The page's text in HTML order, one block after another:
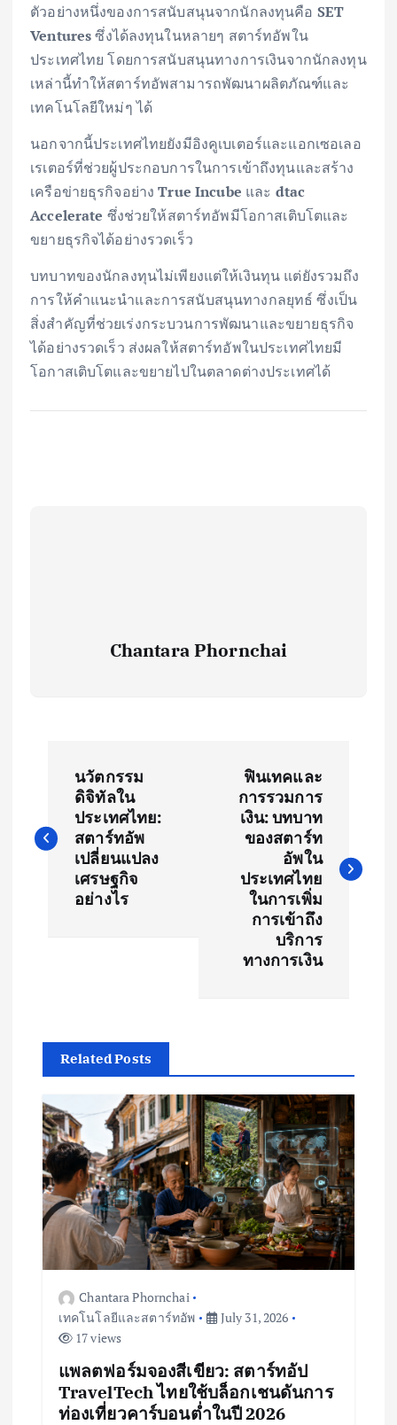
ตัวอย่างหนึ่งของการสนับสนุนจากนักลงทุนคือ SET
Venturesซึ่งได้ลงทุนในหลายๆ สตาร์ทอัพใน
ประเทศไทย โดยการสนับสนุนทางการเงินจากนักลงทุน
เหล่านี้ทำให้สตาร์ทอัพสามารถพัฒนาผลิตภัณฑ์และ
เทคโนโลยีใหม่ๆ ได้
นอกจากนี้ประเทศไทยยังมีอิงคูเบเตอร์และแอกเซอเลอ
เรเตอร์ที่ช่วยผู้ประกอบการในการเข้าถึงทุนและสร้าง
เครือข่ายธุรกิจอย่างTrue Incube และ dtac
Accelerate ซึ่งช่วยให้สตาร์ทอัพมีโอกาสเติบโตและ
ขยายธุรกิจได้อย่างรวดเร็ว
บทบาทของนักลงทุนไม่เพียงแต่ให้เงินทุน แต่ยังรวมถึง
การให้คำแนะนำและการสนับสนุนทางกลยุทธ์ ซึ่งเป็น
สิ่งสำคัญที่ช่วยเร่งกระบวนการพัฒนาและขยายธุรกิจ
ได้อย่างรวดเร็ว ส่งผลให้สตาร์ทอัพในประเทศไทยมี
โอกาสเติบโตและขยายไปในตลาดต่างประเทศได้
Chantara Phornchai
s
g
a
t
o
นวัตกรรม
ดิจิทัลใน
ประเทศไทย:
สตาร์ทอัพ
เปลี่ยนแปลง
เศรษฐกิจ
อย่างไร
ฟินเทคและ
การรวมการ
เงิน: บทบาท
ของสตาร์ท
อัพใน
ประเทศไทย
ในการเพิ่ม
การเข้าถึง
บริการ
ทางการเงิน
Related Posts
Chantara Phornchai
เทคโนโลยีและสตาร์ทอัพ
July 31, 2026
17 views
แพลตฟอร์มจองสีเขียว: สตาร์ทอัป
TravelTech ไทยใช้บล็อกเชนดันการ
ท่องเที่ยวคาร์บอนต่ำในปี 2026